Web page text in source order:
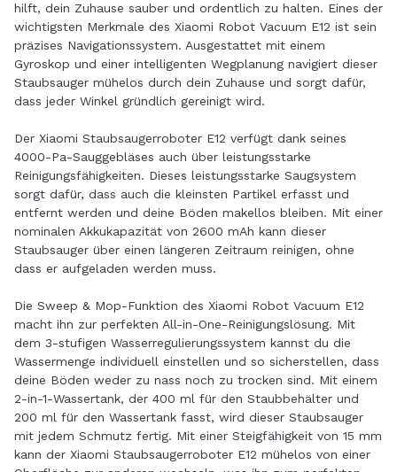
hilft, dein Zuhause sauber und ordentlich zu halten. Eines der
wichtigsten Merkmale des Xiaomi Robot Vacuum E12 ist sein
präzises Navigationssystem. Ausgestattet mit einem
Gyroskop und einer intelligenten Wegplanung navigiert dieser
Staubsauger mühelos durch dein Zuhause und sorgt dafür,
dass jeder Winkel gründlich gereinigt wird.
Der Xiaomi Staubsaugerroboter E12 verfügt dank seines
4000-Pa-Sauggebläses auch über leistungsstarke
Reinigungsfähigkeiten. Dieses leistungsstarke Saugsystem
sorgt dafür, dass auch die kleinsten Partikel erfasst und
entfernt werden und deine Böden makellos bleiben. Mit einer
nominalen Akkukapazität von 2600 mAh kann dieser
Staubsauger über einen längeren Zeitraum reinigen, ohne
dass er aufgeladen werden muss.
Die Sweep & Mop-Funktion des Xiaomi Robot Vacuum E12
macht ihn zur perfekten All-in-One-Reinigungslösung. Mit
dem 3-stufigen Wasserregulierungssystem kannst du die
Wassermenge individuell einstellen und so sicherstellen, dass
deine Böden weder zu nass noch zu trocken sind. Mit einem
2-in-1-Wassertank, der 400 ml für den Staubbehälter und
200 ml für den Wassertank fasst, wird dieser Staubsauger
mit jedem Schmutz fertig. Mit einer Steigfähigkeit von 15 mm
kann der Xiaomi Staubsaugerroboter E12 mühelos von einer